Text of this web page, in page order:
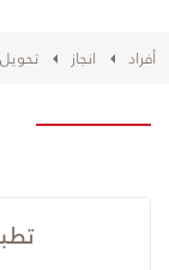
أفراد انجاز